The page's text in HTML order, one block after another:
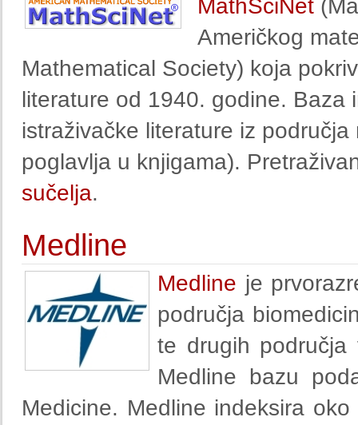
MathSciNet
Američkog
Mathematical Society) koja
literature od 1940. godine. Baza
istraživačke literature iz
poglavlja u knjigama).
sučelja.
Medline
Medline je
područja
te drugih
Medline bazu
Medicine. Medline indeksira